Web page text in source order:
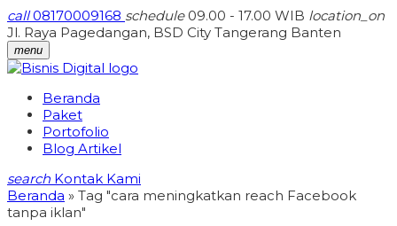
call08170009168 schedule09.00 - 17.00 WIB location_on
Jl. Raya Pagedangan, BSD City Tangerang Banten
menu
Beranda
Paket
Portofolio
Blog Artikel
search Kontak Kami
Beranda » Tag "cara meningkatkan reach Facebook
tanpa iklan"